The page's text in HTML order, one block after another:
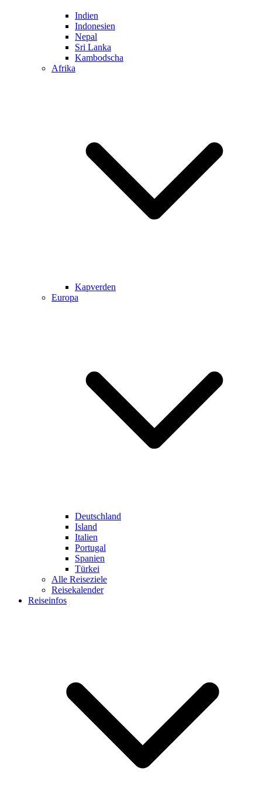
Indien
Indonesien
Nepal
Sri Lanka
Kambodscha
Afrika
Kapverden
Europa
Deutschland
Island
Italien
Portugal
Spanien
Türkei
Alle Reiseziele
Reisekalender
Reiseinfos